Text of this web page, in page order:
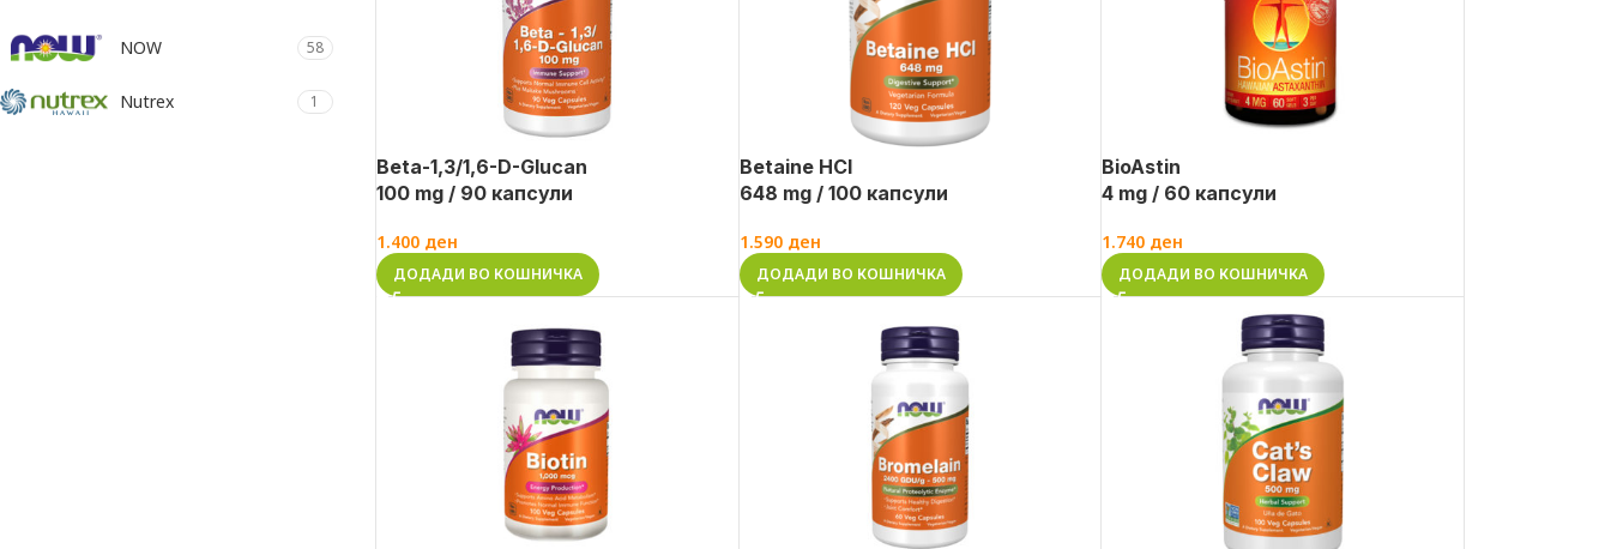
NOW 58
Nutrex 1
Beta-1,3/1,6-D-Glucan
100 mg / 90 капсули
1.400 ден
ДОДАДИ ВО КОШНИЧКА
Betaine HCl
648 mg / 100 капсули
1.590 ден
ДОДАДИ ВО КОШНИЧКА
BioAstin
4 mg / 60 капсули
1.740 ден
ДОДАДИ ВО КОШНИЧКА